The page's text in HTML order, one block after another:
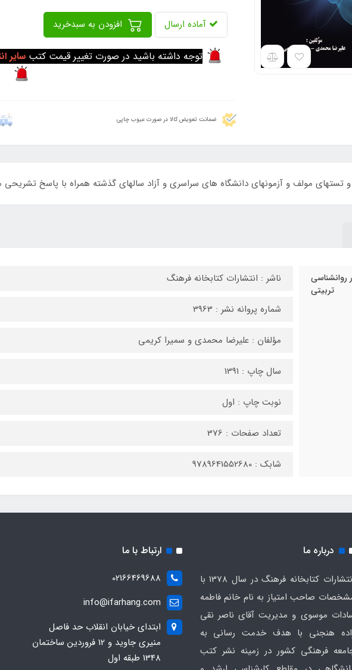
آماده ارسال
توجه داشته باشید در صورت تغییر قیمت کتب سایر
ضمانت تعویض کالا در صورت عیوب چاپی
مولف و آزمونهای دانشگاه های سراسری و آزاد سالهای گذشته همراه با پاسخ
روانشناسی
تربیتی
ناشر : انتشارات کتابخانه فرهنگ
شماره پروانه نشر : 3963
مؤلفان : علیرضا محمدی و سمیرا کریمی
سال چاپ : 1391
نوبت چاپ : اول
تعداد صفحات : 376
شابک : 9789641552680
درباره ما
انتشارات کتابخانه فرهنگ در سال 1378 با
صاحب امتیاز به نام خانم فاطمه
موسوی و مدیریت آقای ناصر نقی
هنجنی با هدف خدمت رسانی به
فرهنگی کشور در زمینه نشر کتب
ارتباط با ما
02166469688
info@ifarhang.com
ابتداي خيابان انقلاب حد فاصل
منيري جاويد و 12 فروردين ساختمان
1348 طبقه اول